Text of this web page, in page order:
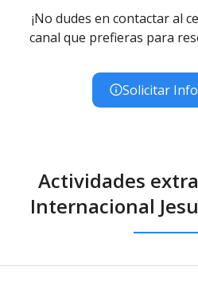
¡No dudes en contactar al
canal que prefieras para
Solicitar
Actividades
Internacional